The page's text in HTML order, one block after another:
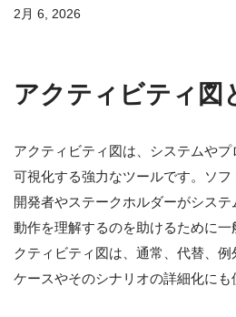
2月 6, 2026
アクティビティ図
アクティビティ図は、システムや
可視化する強力なツールです。ソフ
開発者やステークホルダーがシス
動作を理解するのを助けるために
クティビティ図は、通常、代替、
ケースやそのシナリオの詳細化にも